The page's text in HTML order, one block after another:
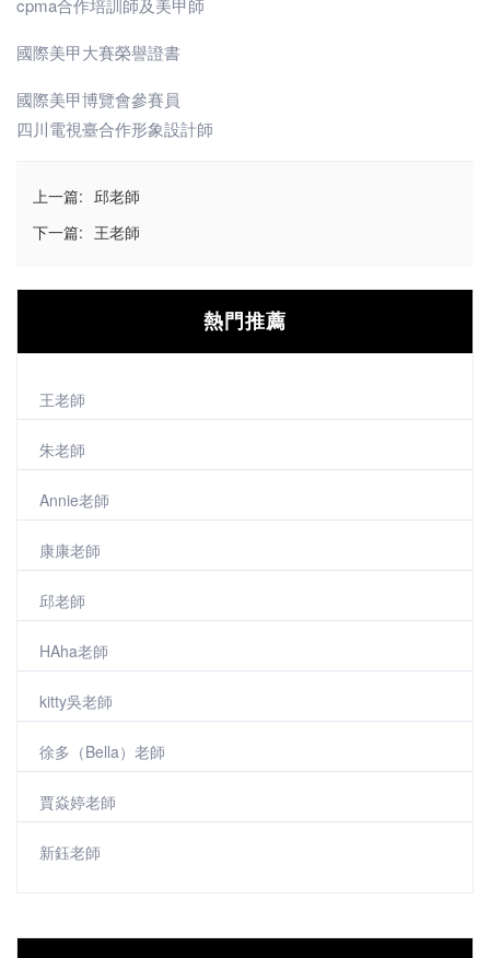
cpma合作培訓師及美甲師
國際美甲大賽榮譽證書
國際美甲博覽會參賽員
四川電視臺合作形象設計師
上一篇: 邱老師
下一篇: 王老師
熱門推薦
王老師
朱老師
Annie老師
康康老師
邱老師
HAha老師
kitty吳老師
徐多（Bella）老師
賈焱婷老師
新鈺老師